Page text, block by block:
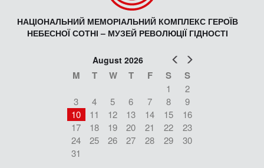
НАЦІОНАЛЬНИЙ МЕМОРІАЛЬНИЙ КОМПЛЕКС ГЕРОЇВ
НЕБЕСНОЇ СОТНІ – МУЗЕЙ РЕВОЛЮЦІЇ ГІДНОСТІ
Prev
August 2026
M T W T F S S
1
2
3
4 5 6 7 8
9
10
11 12 13 14 15
16
17
18 19 20 21 22
23
24
25 26 27 28 29
30
31